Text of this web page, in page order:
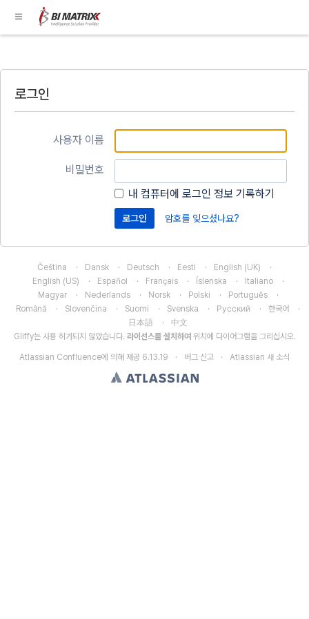
로그인
사용자 이름
비밀번호
내 컴퓨터에 로그인 정보 기록하기
암호를 잊으셨나요?
Čeština Dansk Deutsch Eesti
English (UK)
English (US)
Español Français Íslenska
Italiano
Magyar
Nederlands Norsk Polski
Português
Română
Slovenčina Suomi Svenska Русский
한국어
日本語
中文
Gliffy는 사용 허가되지 않았습니다. 라이선스를 설치하여위치에 다이어그램을 그리십시오.
Atlassian Confluence에 의해 제공 6.13.19 버그 신고 Atlassian 새 소식